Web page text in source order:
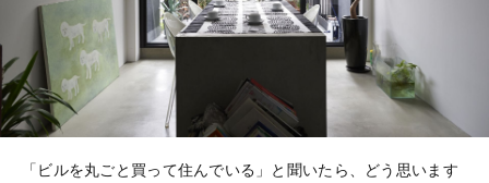
「ビルを丸ごと買って住んでいる」と聞いたら、どう思います